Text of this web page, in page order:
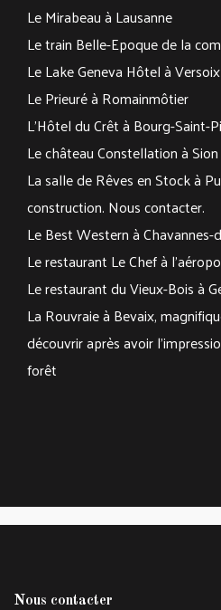
Le Mirabeau à Lausanne
Le train Belle-Epoque de la
Le Lake Geneva Hôtel à Versoix
Le Prieuré à Romainmôtier
L’Hôtel du Crêt à Bourg-Saint-
Le château Constellation à Sion
La salle de Rêves en Stock à
construction. Nous contacter.
Le Best Western à Chavannes-
Le restaurant Le Chef à
Le restaurant du Vieux-Bois à
La Rouvraie à Bevaix,
découvrir après avoir
forêt
Nous contacter